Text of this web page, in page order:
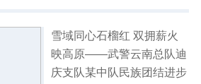
雪域同心石榴红 双拥薪火
映高原——武警云南总队迪
庆支队某中队民族团结进步